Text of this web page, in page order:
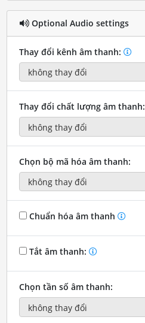
Optional Audio settings
Thay đổi kênh âm thanh:
Thay đổi chất lượng âm thanh:
Chọn bộ mã hóa âm thanh:
Chuẩn hóa âm thanh
Tắt âm thanh:
Chọn tần số âm thanh: